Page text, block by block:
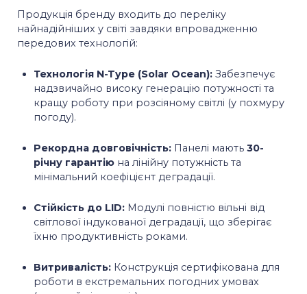
Продукція бренду входить до переліку
найнадійніших у світі завдяки впровадженню
передових технологій:
Технологія N-Type (Solar Ocean): Забезпечує
надзвичайно високу генерацію потужності та
кращу роботу при розсіяному світлі (у похмуру
погоду).
Рекордна довговічність: Панелі мають 30-
річну гарантію на лінійну потужність та
мінімальний коефіцієнт деградації.
Стійкість до LID: Модулі повністю вільні від
світлової індукованої деградації, що зберігає
їхню продуктивність роками.
Витривалість: Конструкція сертифікована для
роботи в екстремальних погодних умовах